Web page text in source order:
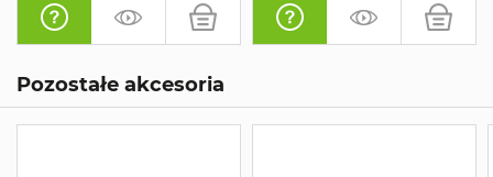
Pozostałe akcesoria